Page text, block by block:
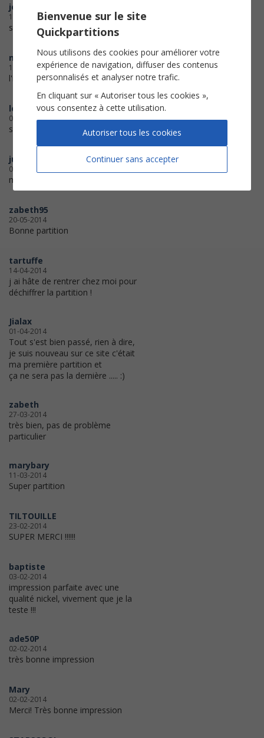
jodebeno
15-05-2015
super impression merci
nancy
16-04-2015
l'impression c'est tres bien passer
lolottecrea
05-11-2014
superbe chanson
julien
02-10-2014
merci à vous
zabeth95
20-05-2014
Bonne partition
tartuffe
14-04-2014
j ai hâte de rentrer chez moi pour
déchiffrer la partition !
Jialax
01-04-2014
Tout s'est bien passé, rien à dire,
je suis nouveau sur ce site c'était
ma première partition et
ça ne sera pas la dernière ..... :)
zabeth
27-03-2014
très bien, pas de problème
particulier
marybary
11-03-2014
Super partition
TILTOUILLE
23-02-2014
SUPER MERCI !!!!!!
baptiste
03-02-2014
impression parfaite avec une
qualité nickel, vivement que je la
teste !!!
ade50P
02-02-2014
très bonne impression
Mary
02-02-2014
Merci! Très bonne impression
Bienvenue sur le site
Quickpartitions
Nous utilisons des cookies pour améliorer votre
expérience de navigation, diffuser des contenus
personnalisés et analyser notre trafic.
En cliquant sur « Autoriser tous les cookies »,
vous consentez à cette utilisation.
Continuer sans accepter
Autoriser tous les cookies